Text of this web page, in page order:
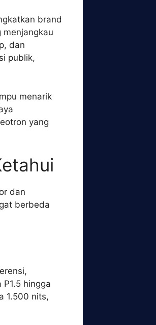
brand
dan
publik,
menarik
yang
dan
berbeda
hingga
1.500 nits,